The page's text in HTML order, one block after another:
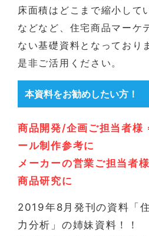
床面積はどこまで縮小して
などなど、住宅商品マーケ
ない基礎資料となっており
是非ご活用ください。
本資料をお勧めしたい方！
商品開発/企画ご担当者様
ール制作参考に
メーカーの営業ご担当者
商品研究に
2019年8月発刊の資料「
力分析」の姉妹資料！！